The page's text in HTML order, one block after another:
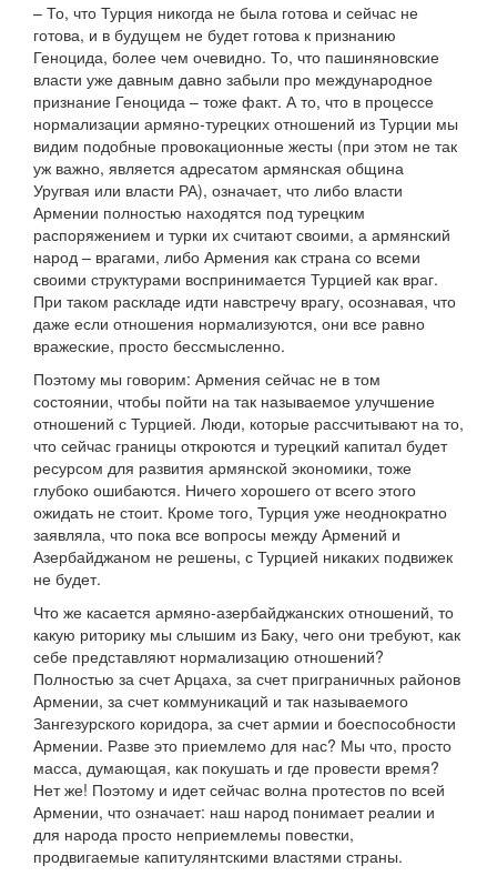
– То, что Турция никогда не была готова и сейчас не
готова, и в будущем не будет готова к признанию
Геноцида, более чем очевидно. То, что пашиняновские
власти уже давным давно забыли про международное
признание Геноцида – тоже факт. А то, что в процессе
нормализации армяно-турецких отношений из Турции мы
видим подобные провокационные жесты (при этом не так
уж важно, является адресатом армянская община
Уругвая или власти РА), означает, что либо власти
Армении полностью находятся под турецким
распоряжением и турки их считают своими, а армянский
народ – врагами, либо Армения как страна со всеми
своими структурами воспринимается Турцией как враг.
При таком раскладе идти навстречу врагу, осознавая, что
даже если отношения нормализуются, они все равно
вражеские, просто бессмысленно.
Поэтому мы говорим: Армения сейчас не в том
состоянии, чтобы пойти на так называемое улучшение
отношений с Турцией. Люди, которые рассчитывают на то,
что сейчас границы откроются и турецкий капитал будет
ресурсом для развития армянской экономики, тоже
глубоко ошибаются. Ничего хорошего от всего этого
ожидать не стоит. Кроме того, Турция уже неоднократно
заявляла, что пока все вопросы между Армений и
Азербайджаном не решены, с Турцией никаких подвижек
не будет.
Что же касается армяно-азербайджанских отношений, то
какую риторику мы слышим из Баку, чего они требуют, как
себе представляют нормализацию отношений?
Полностью за счет Арцаха, за счет приграничных районов
Армении, за счет коммуникаций и так называемого
Зангезурского коридора, за счет армии и боеспособности
Армении. Разве это приемлемо для нас? Мы что, просто
масса, думающая, как покушать и где провести время?
Нет же! Поэтому и идет сейчас волна протестов по всей
Армении, что означает: наш народ понимает реалии и
для народа просто неприемлемы повестки,
продвигаемые капитулянтскими властями страны.